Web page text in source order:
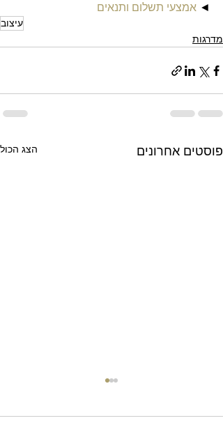
◄ אמצעי תשלום ותנאים
עיצוב
מדרגות
פוסטים אחרונים הצג הכול